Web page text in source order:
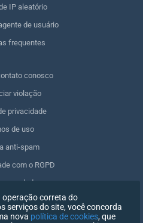
IP aleatório
de usuário
frequentes
conosco
violação
privacidade
de uso
anti-spam
com o RGPD
dados
operação correta do
serviços do site, você concorda
nova política de cookies, que